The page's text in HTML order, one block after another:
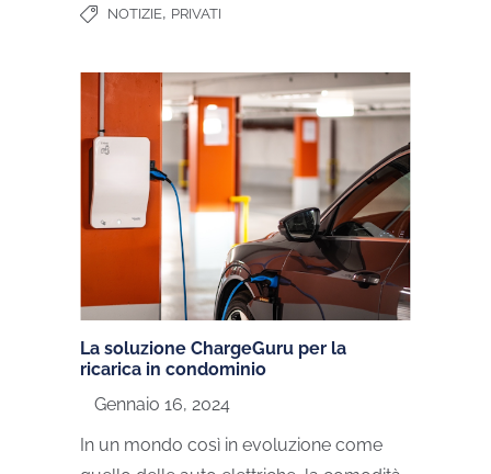
NOTIZIE, PRIVATI
La soluzione ChargeGuru per la
ricarica in condominio
Gennaio 16, 2024
In un mondo così in evoluzione come